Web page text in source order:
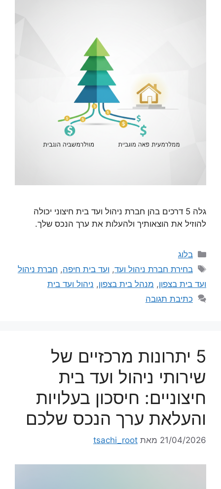
גלה 5 דרכים בהן חברת ניהול ועד בית חיצוני יכולה
להוזיל את הוצאותיך ולהעלות את ערך הנכס שלך.
בלוג
בחירת חברת ניהול ועד, ועד בית חיפה, חברת ניהול
ועד בית בצפון, מנהל בית בצפון, ניהול ועד בית
כתיבת תגובה
5 יתרונות מרכזיים של
שירותי ניהול ועד בית
חיצוניים: חיסכון בעלויות
והעלאת ערך הנכס שלכם
21/04/2026 מאת tsachi_root